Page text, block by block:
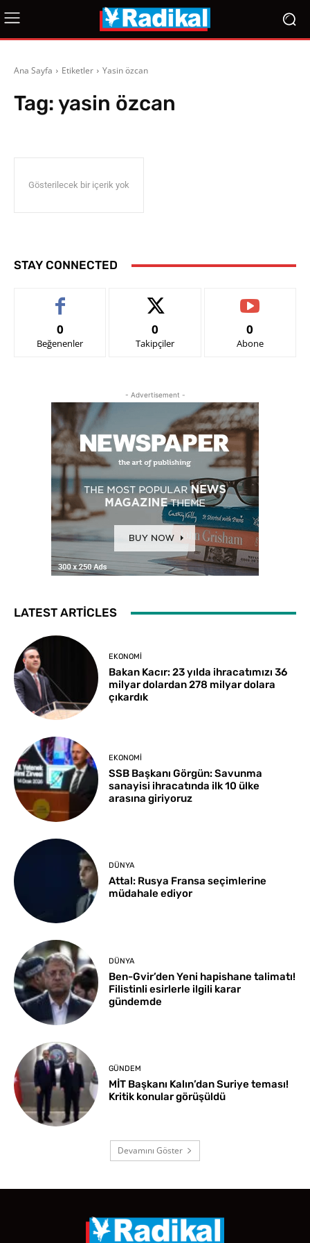
Ana Sayfa Etiketler Yasin özcan
Tag: yasin özcan
Gösterilecek bir içerik yok
STAY CONNECTED
0
Beğenenler
0
Takipçiler
0
Abone
- Advertisement -
LATEST ARTICLES
EKONOMI
Bakan Kacır: 23 yılda ihracatımızı 36
milyar dolardan 278 milyar dolara
çıkardık
EKONOMI
SSB Başkanı Görgün: Savunma
sanayisi ihracatında ilk 10 ülke
arasına giriyoruz
DÜNYA
Attal: Rusya Fransa seçimlerine
müdahale ediyor
DÜNYA
Ben-Gvir’den Yeni hapishane talimatı!
Filistinli esirlerle ilgili karar
gündemde
GÜNDEM
MİT Başkanı Kalın’dan Suriye teması!
Kritik konular görüşüldü
Devamını Göster